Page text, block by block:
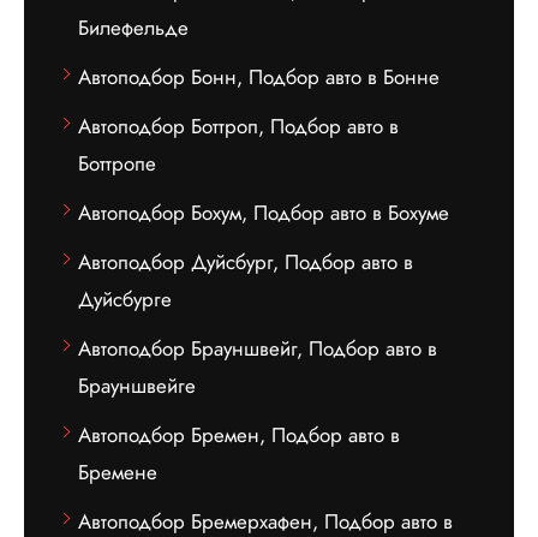
Билефельде
Автоподбор Бонн, Подбор авто в Бонне
Автоподбор Боттроп, Подбор авто в
Боттропе
Автоподбор Бохум, Подбор авто в Бохуме
Автоподбор Дуйсбург, Подбор авто в
Дуйсбурге
Автоподбор Брауншвейг, Подбор авто в
Брауншвейге
Автоподбор Бремен, Подбор авто в
Бремене
Автоподбор Бремерхафен, Подбор авто в